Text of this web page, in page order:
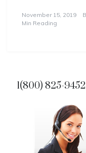
November 15, 2019
Min Reading
1(800) 825-9452